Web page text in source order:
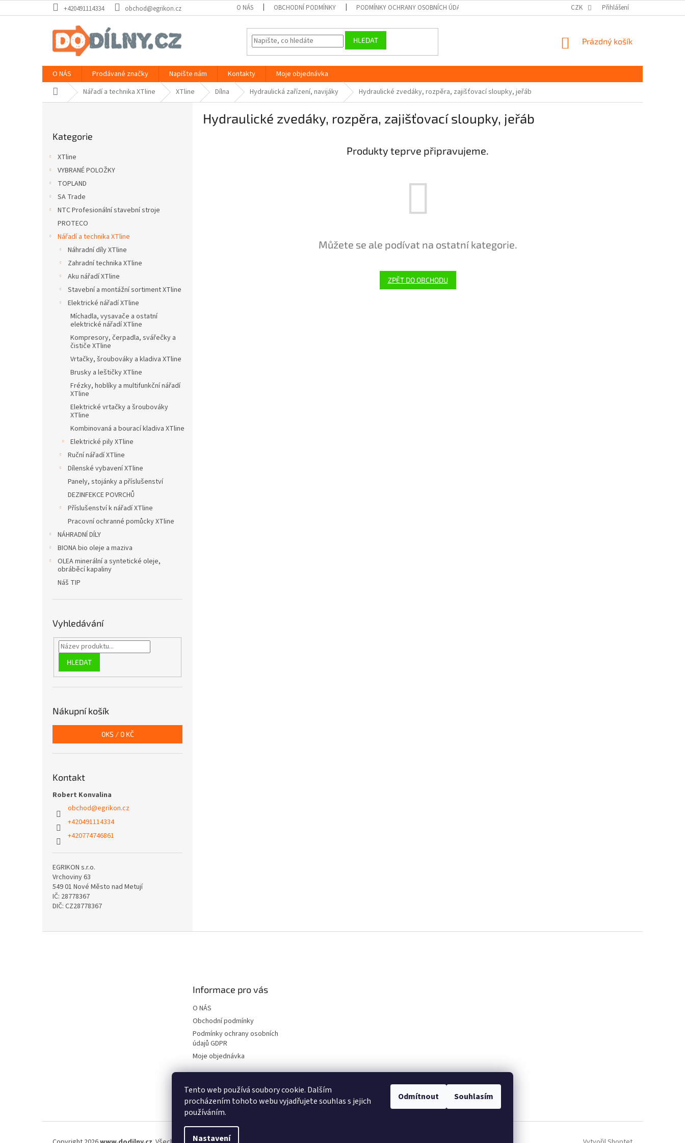
Tento web používá soubory cookie. Dalším
procházením tohoto webu vyjadřujete souhlas s jejich
používáním.
Nastavení
Odmítnout Souhlasím
na
+420491114334 obchod@egrikon.cz O NÁS OBCHODNÍ PODMÍNKY PODMÍNKY OCHRANY OSOBNÍCH ÚDAJŮ GDPR CZK Přihlášení
HLEDAT
NÁKUPNÍ
Prázdný košík
O NÁS Prodávané značky Napište nám Kontakty
Moje objednávka
Domů Nářadí a technika XTline XTline Dílna Hydraulická zařízení, navijáky Hydraulické zvedáky, rozpěra, zajišťovací sloupky, jeřáb
kategorie
Kategorie
XTline
VYBRANÉ POLOŽKY
TOPLAND
SA Trade
NTC Profesionální stavební stroje
PROTECO
Nářadí a technika XTline
Náhradní díly XTline
Zahradní technika XTline
Aku nářadí XTline
Stavební a montážní sortiment XTline
Elektrické nářadí XTline
Míchadla, vysavače a ostatní
elektrické nářadí XTline
Kompresory, čerpadla, svářečky a
čističe XTline
Vrtačky, šroubováky a kladiva XTline
Brusky a leštičky XTline
Frézky, hoblíky a multifunkční nářadí
XTline
Elektrické vrtačky a šroubováky
XTline
Kombinovaná a bourací kladiva XTline
Elektrické pily XTline
Ruční nářadí XTline
Dílenské vybavení XTline
Panely, stojánky a příslušenství
DEZINFEKCE POVRCHŮ
Příslušenství k nářadí XTline
Pracovní ochranné pomůcky XTline
NÁHRADNÍ DÍLY
BIONA bio oleje a maziva
OLEA minerální a syntetické oleje,
obráběcí kapaliny
Náš TIP
Vyhledávání
HLEDAT
Nákupní košík
0KS / 0 KČ
Kontakt
Robert Konvalina
obchod@egrikon.cz
+420491114334
+420774746861
EGRIKON s.r.o.
Vrchoviny 63
549 01 Nové Město nad Metují
IČ: 28778367
DIČ: CZ28778367
Hydraulické zvedáky, rozpěra, zajišťovací sloupky, jeřáb
Produkty teprve připravujeme.
Můžete se ale podívat na ostatní kategorie.
ZPĚT DO OBCHODU
Informace pro vás
O NÁS
Obchodní podmínky
Podmínky ochrany osobních
údajů GDPR
Moje objednávka
nahradni-uhliky.cz